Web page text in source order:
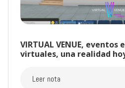
VIRTUAL VENUE, eventos
virtuales, una realidad
Leer nota